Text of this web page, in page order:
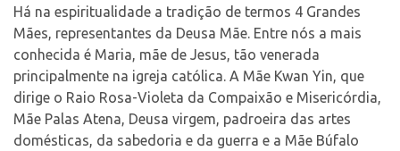
Roda de Cura
Atendimentos
Ayahuasca
Agenda
Há na espiritualidade a tradição de termos 4 Grandes
Mães, representantes da Deusa Mãe. Entre nós a mais
conhecida é Maria, mãe de Jesus, tão venerada
principalmente na igreja católica. A Mãe Kwan Yin, que
dirige o Raio Rosa-Violeta da Compaixão e Misericórdia,
Mãe Palas Atena, Deusa virgem, padroeira das artes
domésticas, da sabedoria e da guerra e a Mãe Búfalo